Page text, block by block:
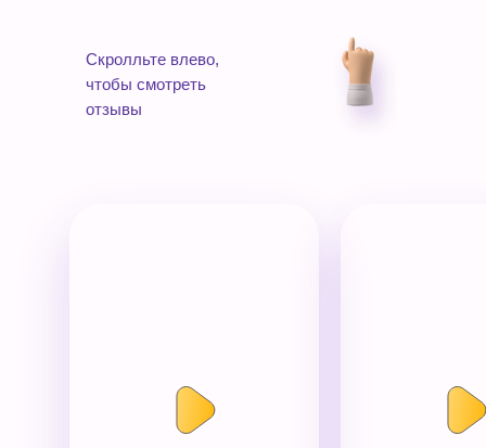
Скролльте влево,
чтобы смотреть
отзывы